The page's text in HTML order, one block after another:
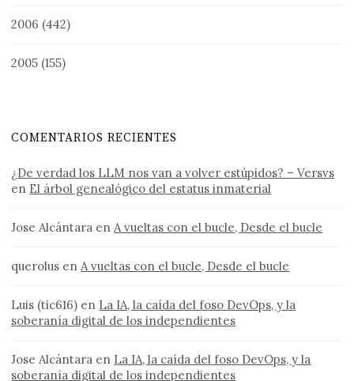
2006 (442)
2005 (155)
COMENTARIOS RECIENTES
¿De verdad los LLM nos van a volver estúpidos? – Versvs
en El árbol genealógico del estatus inmaterial
Jose Alcántara en A vueltas con el bucle, Desde el bucle
querolus en A vueltas con el bucle, Desde el bucle
Luis (tic616) en La IA, la caída del foso DevOps, y la
soberanía digital de los independientes
Jose Alcántara en La IA, la caída del foso DevOps, y la
soberanía digital de los independientes